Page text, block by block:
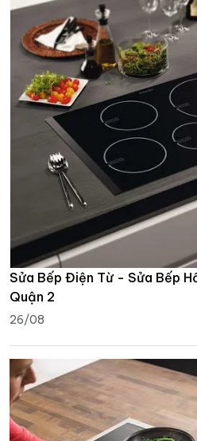
Sửa Bếp Điện Từ - Sửa Bếp
Quận 2
26/08